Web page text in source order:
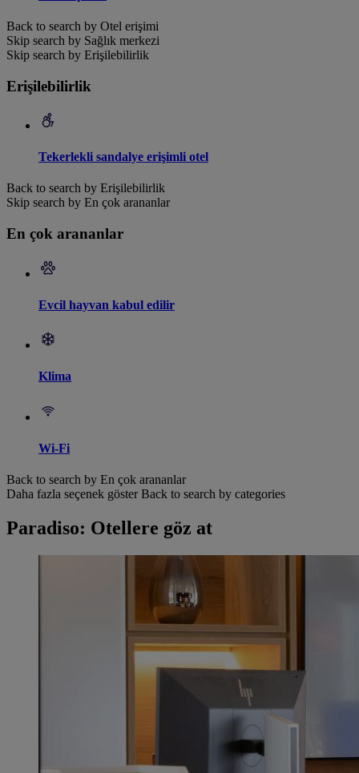
Back to search by Otel erişimi
Skip search by Sağlık merkezi
Skip search by Erişilebilirlik
Erişilebilirlik
Tekerlekli sandalye erişimli otel
Back to search by Erişilebilirlik
Skip search by En çok arananlar
En çok arananlar
Evcil hayvan kabul edilir
Klima
Wi-Fi
Back to search by En çok arananlar
Daha fazla seçenek göster Back to search by categories
Paradiso: Otellere göz at